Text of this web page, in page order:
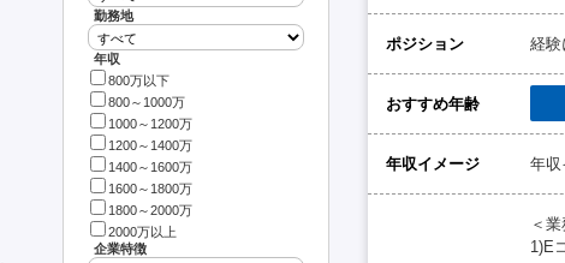
勤務地
年収
800万以下
800～1000万
1000～1200万
1200～1400万
1400～1600万
1600～1800万
1800～2000万
2000万以上
企業特徴
ポジション 経験
おすすめ年齢
年収イメージ 年収
＜
1)E